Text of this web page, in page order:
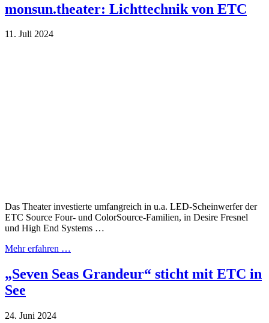
monsun.theater: Lichttechnik von ETC
11. Juli 2024
Das Theater investierte umfangreich in u.a. LED-Scheinwerfer der
ETC Source Four- und ColorSource-Familien, in Desire Fresnel
und High End Systems …
Mehr erfahren …
„Seven Seas Grandeur“ sticht mit ETC in
See
24. Juni 2024